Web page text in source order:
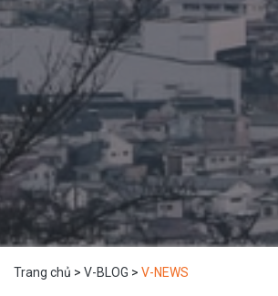
Trang chủ > V-BLOG > V-NEWS